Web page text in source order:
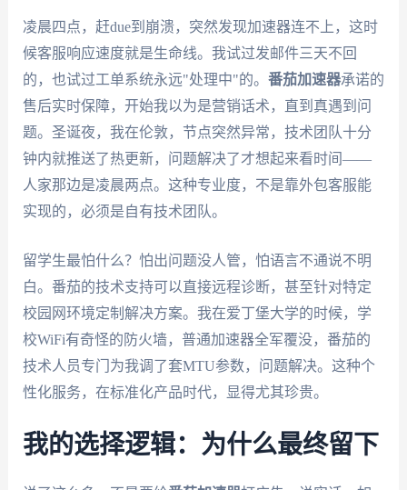
凌晨四点，赶due到崩溃，突然发现加速器连不上，这时
候客服响应速度就是生命线。我试过发邮件三天不回
的，也试过工单系统永远"处理中"的。 番茄加速器承诺的
售后实时保障，开始我以为是营销话术，直到真遇到问
题。圣诞夜，我在伦敦，节点突然异常，技术团队十分
钟内就推送了热更新，问题解决了才想起来看时间——
人家那边是凌晨两点。这种专业度，不是靠外包客服能
实现的，必须是自有技术团队。
留学生最怕什么？怕出问题没人管，怕语言不通说不明
白。番茄的技术支持可以直接远程诊断，甚至针对特定
校园网环境定制解决方案。我在爱丁堡大学的时候，学
校WiFi有奇怪的防火墙，普通加速器全军覆没，番茄的
技术人员专门为我调了套MTU参数，问题解决。这种个
性化服务，在标准化产品时代，显得尤其珍贵。
我的选择逻辑：为什么最终留下